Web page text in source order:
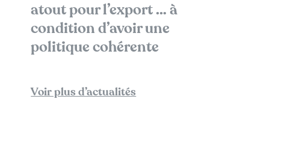
atout pour l’export … à
condition d’avoir une
politique cohérente
Voir plus d’actualités